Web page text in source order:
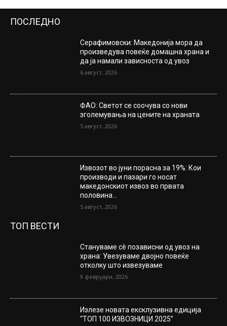
ПОСЛЕДНО
Серафимовски: Македонија мора да
произведува повеќе домашна храна и
да ја намали зависноста од увоз
6 август, 2026
ФАО: Светот се соочува со нови
зголемувања на цените на храната
5 август, 2026
Извозот во јуни порасна за 19%: Кои
производи и пазари го носат
македонскиот извоз во првата
половина...
5 август, 2026
ТОП ВЕСТИ
Стануваме сè позависни од увоз на
храна: Увезуваме двојно повеќе
отколку што извезуваме
9 февруари, 2026
Излезе новата ексклузивна едиција
“ТОП 100 ИЗВОЗНИЦИ 2025”